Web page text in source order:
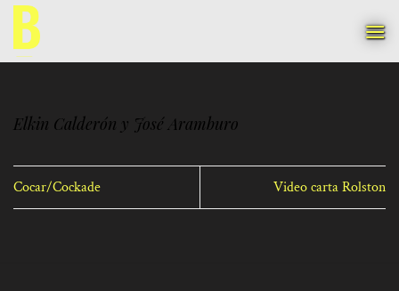
Saltar
contenido
Elkin Calderón y José Aramburo
Cocar/Cockade Video carta Rolston